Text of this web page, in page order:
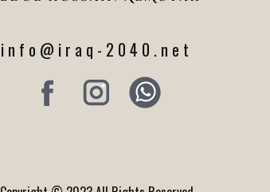
info@iraq-2040.net